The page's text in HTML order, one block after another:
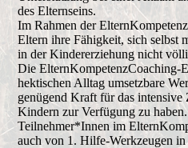
des Elternseins.
Im Rahmen der
Eltern ihre Fähigkeit, sich selbst
in der Kindererziehung nicht
Die ElternKompetenzCoaching-
hektischen Alltag umsetzbare
genügend Kraft für das intensive
Kindern zur Verfügung zu
Teilnehmer*Innen im
auch von 1. Hilfe-Werkzeugen in